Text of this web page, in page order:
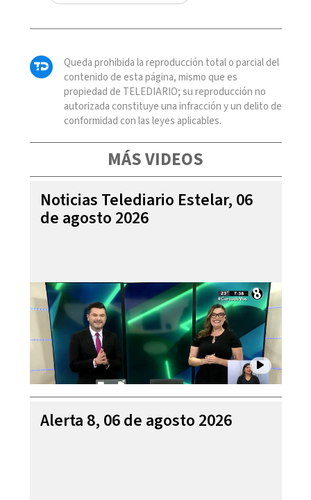
Queda prohibida la reproducción total o parcial del
contenido de esta página, mismo que es
propiedad de TELEDIARIO; su reproducción no
autorizada constituye una infracción y un delito de
conformidad con las leyes aplicables.
MÁS VIDEOS
Noticias Telediario Estelar, 06
de agosto 2026
Alerta 8, 06 de agosto 2026